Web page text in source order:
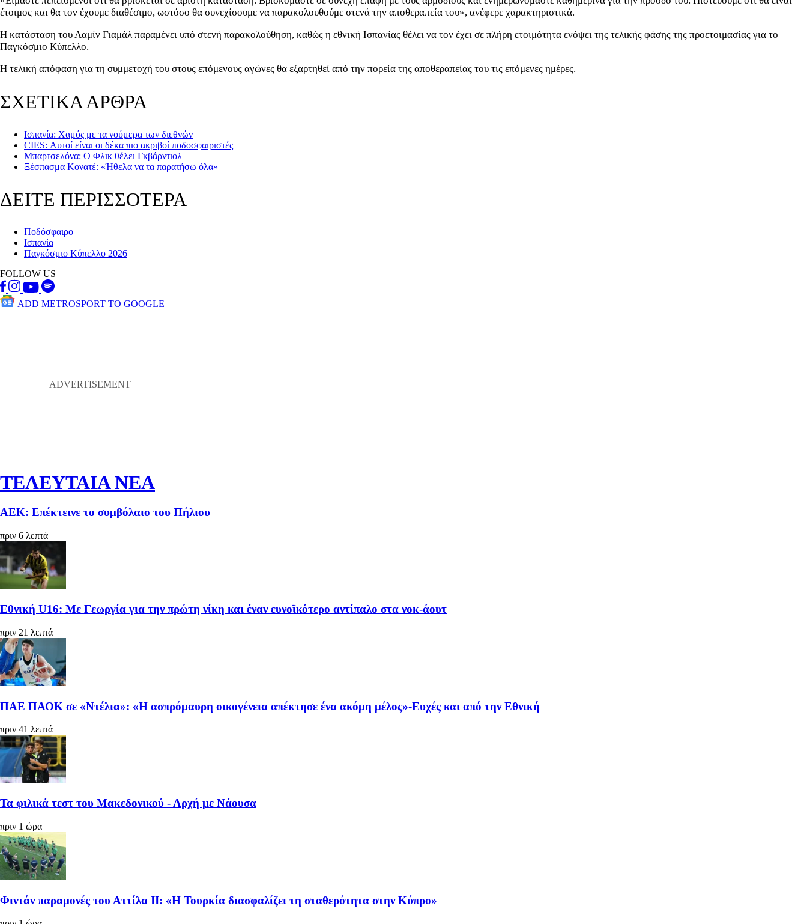
έτοιμος και θα τον έχουμε διαθέσιμο, ωστόσο θα συνεχίσουμε να παρακολουθούμε στενά την αποθεραπεία του», ανέφερε χαρακτηριστικά.
Η κατάσταση του Λαμίν Γιαμάλ παραμένει υπό στενή παρακολούθηση, καθώς η εθνική Ισπανίας θέλει να τον έχει σε πλήρη ετοιμότητα ενόψει της τελικής φάσης της προετοιμασίας για το
Παγκόσμιο Κύπελλο.
Η τελική απόφαση για τη συμμετοχή του στους επόμενους αγώνες θα εξαρτηθεί από την πορεία της αποθεραπείας του τις επόμενες ημέρες.
ΣΧΕΤΙΚΑ ΑΡΘΡΑ
Ισπανία: Χαμός με τα νούμερα των διεθνών
CIES: Αυτοί είναι οι δέκα πιο ακριβοί ποδοσφαιριστές
Μπαρτσελόνα: Ο Φλικ θέλει Γκβάρντιολ
Ξέσπασμα Κονατέ: «Ήθελα να τα παρατήσω όλα»
ΔΕΙΤΕ ΠΕΡΙΣΣΟΤΕΡΑ
Ποδόσφαιρο
Ισπανία
Παγκόσμιο Κύπελλο 2026
FOLLOW US
ADD METROSPORT TO GOOGLE
ΤΕΛΕΥΤΑΙΑ ΝΕΑ
ΑΕΚ: Επέκτεινε το συμβόλαιο του Πήλιου
πριν 6 λεπτά
Εθνική U16: Με Γεωργία για την πρώτη νίκη και έναν ευνοϊκότερο αντίπαλο στα νοκ-άουτ
πριν 21 λεπτά
ΠΑΕ ΠΑΟΚ σε «Ντέλια»: «Η ασπρόμαυρη οικογένεια απέκτησε ένα ακόμη μέλος»-Ευχές και από την Εθνική
πριν 41 λεπτά
Τα φιλικά τεστ του Μακεδονικού - Αρχή με Νάουσα
πριν 1 ώρα
Φιντάν παραμονές του Αττίλα ΙΙ: «Η Τουρκία διασφαλίζει τη σταθερότητα στην Κύπρο»